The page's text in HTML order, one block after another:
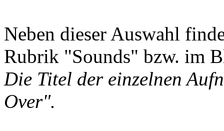
Neben dieser Auswahl
Rubrik "Sounds" bzw. im
Die Titel der einzelnen
Over".